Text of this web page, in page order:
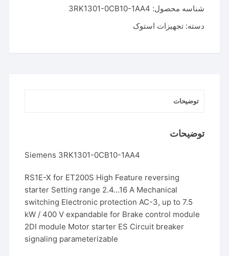
شناسه محصول: 3RK1301-0CB10-1AA4
دسته:تجهیزات استوک
توضیحات
توضیحات
Siemens 3RK1301-0CB10-1AA4
RS1E-X for ET200S High Feature reversing
starter Setting range 2.4…16 A Mechanical
switching Electronic protection AC-3, up to 7.5
kW / 400 V expandable for Brake control module
2DI module Motor starter ES Circuit breaker
signaling parameterizable